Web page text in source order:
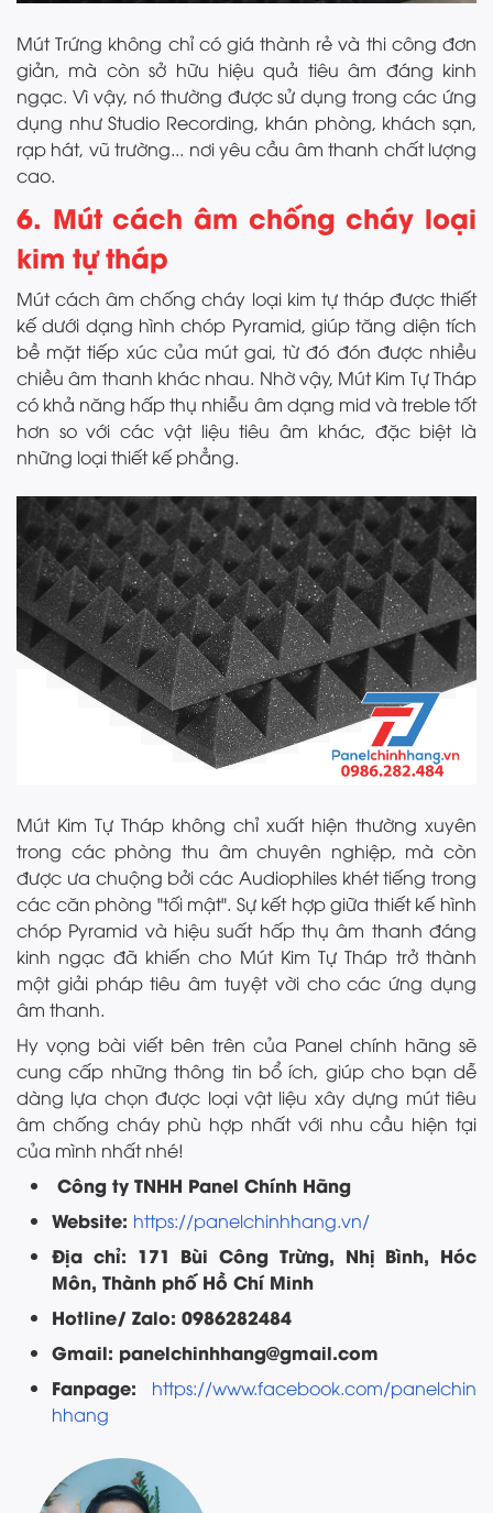
Mút Trứng không chỉ có giá thành rẻ và thi công đơn
giản, mà còn sở hữu hiệu quả tiêu âm đáng kinh
ngạc. Vì vậy, nó thường được sử dụng trong các ứng
dụng như Studio Recording, khán phòng, khách sạn,
rạp hát, vũ trường... nơi yêu cầu âm thanh chất lượng
cao.
6. Mút cách âm chống cháy loại
kim tự tháp
Mút cách âm chống cháy loại kim tự tháp được thiết
kế dưới dạng hình chóp Pyramid, giúp tăng diện tích
bề mặt tiếp xúc của mút gai, từ đó đón được nhiều
chiều âm thanh khác nhau. Nhờ vậy, Mút Kim Tự Tháp
có khả năng hấp thụ nhiễu âm dạng mid và treble tốt
hơn so với các vật liệu tiêu âm khác, đặc biệt là
những loại thiết kế phẳng.
Mút Kim Tự Tháp không chỉ xuất hiện thường xuyên
trong các phòng thu âm chuyên nghiệp, mà còn
được ưa chuộng bởi các Audiophiles khét tiếng trong
các căn phòng "tối mật". Sự kết hợp giữa thiết kế hình
chóp Pyramid và hiệu suất hấp thụ âm thanh đáng
kinh ngạc đã khiến cho Mút Kim Tự Tháp trở thành
một giải pháp tiêu âm tuyệt vời cho các ứng dụng
âm thanh.
Hy vọng bài viết bên trên của Panel chính hãng sẽ
cung cấp những thông tin bổ ích, giúp cho bạn dễ
dàng lựa chọn được loại vật liệu xây dựng mút tiêu
âm chống cháy phù hợp nhất với nhu cầu hiện tại
của mình nhất nhé!
Công ty TNHH Panel Chính Hãng
Website: https://panelchinhhang.vn/
Địa chỉ: 171 Bùi Công Trừng, Nhị Bình, Hóc
Môn, Thành phố Hồ Chí Minh
Hotline/ Zalo: 0986282484
Gmail: panelchinhhang@gmail.com
Fanpage: https://www.facebook.com/panelchin
hhang